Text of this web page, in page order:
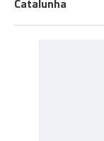
Catalunha